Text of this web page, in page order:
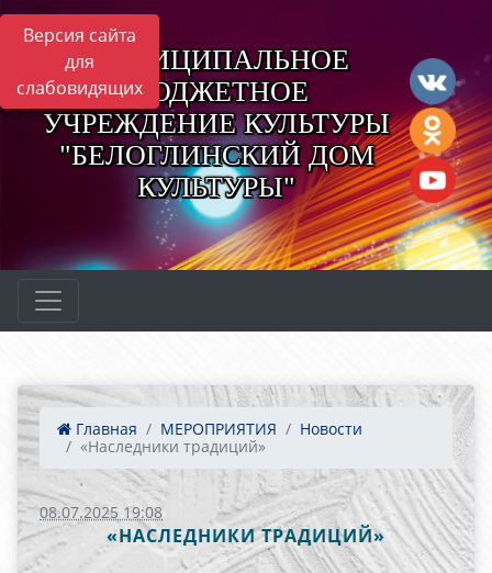
Версия сайта
для
слабовидящих
МУНИЦИПАЛЬНОЕ
БЮДЖЕТНОЕ
УЧРЕЖДЕНИЕ КУЛЬТУРЫ
"БЕЛОГЛИНСКИЙ ДОМ
КУЛЬТУРЫ"
Главная МЕРОПРИЯТИЯ
Новости
«Наследники традиций»
08.07.2025 19:08
«НАСЛЕДНИКИ ТРАДИЦИЙ»